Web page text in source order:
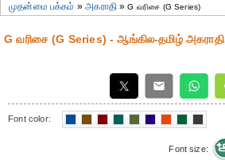
முதன்மை பக்கம் »அகராதி»G வரிசை (G Series)
G வரிசை (G Series) - ஆங்கில-தமிழ் அகராதி
Font color:
Font size: